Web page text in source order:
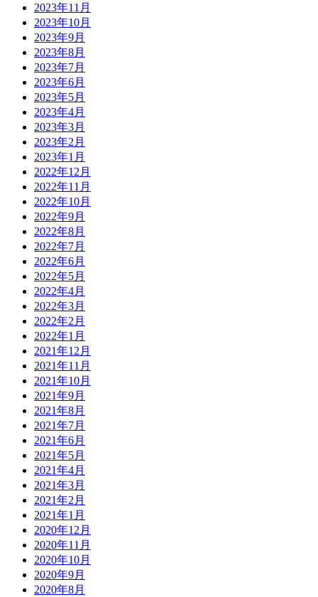
2023年11月
2023年10月
2023年9月
2023年8月
2023年7月
2023年6月
2023年5月
2023年4月
2023年3月
2023年2月
2023年1月
2022年12月
2022年11月
2022年10月
2022年9月
2022年8月
2022年7月
2022年6月
2022年5月
2022年4月
2022年3月
2022年2月
2022年1月
2021年12月
2021年11月
2021年10月
2021年9月
2021年8月
2021年7月
2021年6月
2021年5月
2021年4月
2021年3月
2021年2月
2021年1月
2020年12月
2020年11月
2020年10月
2020年9月
2020年8月